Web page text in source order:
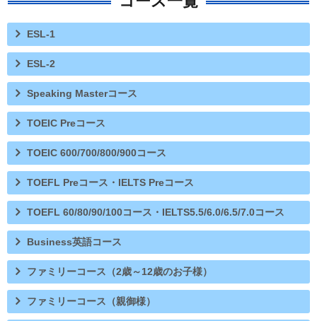
ESL-1
ESL-2
Speaking Masterコース
TOEIC Preコース
TOEIC 600/700/800/900コース
TOEFL Preコース・IELTS Preコース
TOEFL 60/80/90/100コース・IELTS5.5/6.0/6.5/7.0コース
Business英語コース
ファミリーコース（2歳～12歳のお子様）
ファミリーコース（親御様）